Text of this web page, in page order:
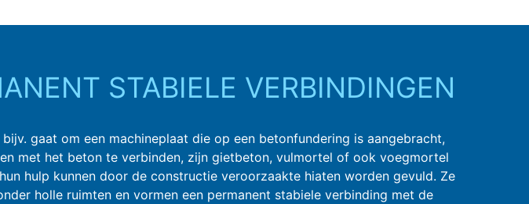
STABIELE VERBINDINGEN
bijv. gaat om een machineplaat die op een betonfundering is aangebracht,
met het beton te verbinden, zijn gietbeton, vulmortel of ook voegmortel
hulp kunnen door de constructie veroorzaakte hiaten worden gevuld. Ze
holle ruimten en vormen een permanent stabiele verbinding met de